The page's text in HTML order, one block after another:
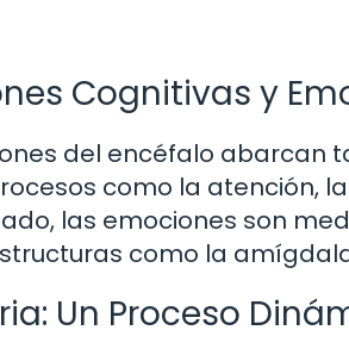
Cognitivas y
del encéfalo abarcan
como la atención,
las emociones son
como la
Un Proceso